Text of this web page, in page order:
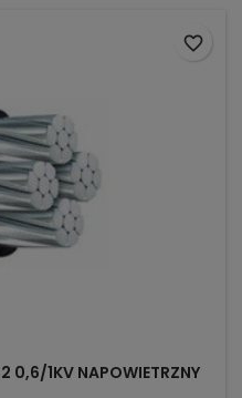
0,6/1KV NAPOWIETRZNY
favorite_border